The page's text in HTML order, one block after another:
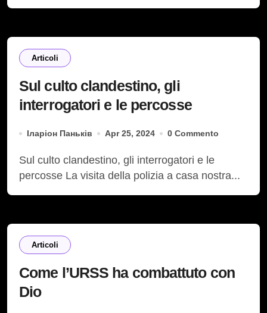
Articoli
Sul culto clandestino, gli
interrogatori e le percosse
Іларіон Паньків Apr 25, 2024 0 Commento
Sul culto clandestino, gli interrogatori e le
percosse La visita della polizia a casa nostra...
Articoli
Come l’URSS ha combattuto con
Dio